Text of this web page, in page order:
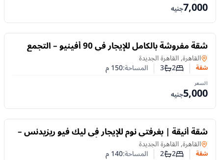
7,000جنيه
للايجار شقة مفروشة بالكامل للإيجار في 90 أفينيو – التجمع
الخامس | غرفتان نوم وإقامة مرنة
شقةفي
القاهرة, القاهرة الجديدة
شقة عدد غرف النوم
2عدد الحمامات
3 المساحة:150م
السعر
5,000جنيه
للايجار
شقة أنيقة | بغرفتي نوم للإيجار في ليك فيو ريزيدنس –
التجمع الخامس | إقامة قصيرة أو طويلة
شقةفي
القاهرة, القاهرة الجديدة
شقة 2
2 المساحة:140م